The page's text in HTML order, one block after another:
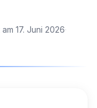
17. Juni 2026·